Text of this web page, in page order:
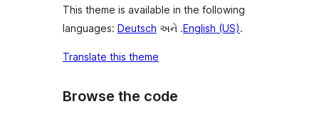
This theme is available in the following
languages: Deutsch અને .English (US).
Translate this theme
Browse the code